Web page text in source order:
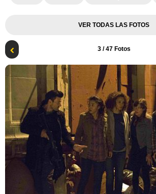
VER TODAS LAS FOTOS
3/ 47 Fotos